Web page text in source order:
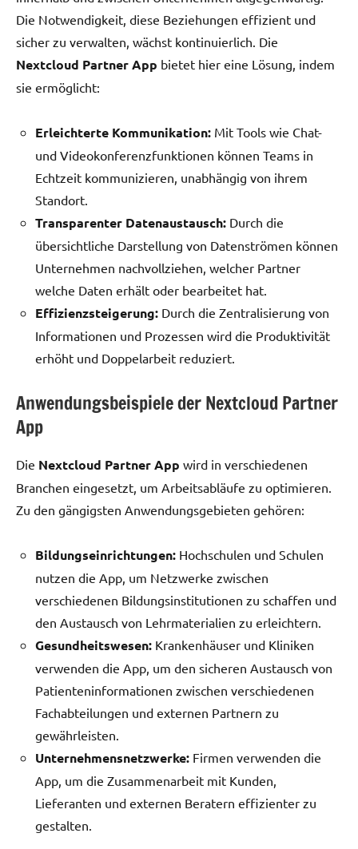
Die Notwendigkeit, diese Beziehungen effizient und
sicher zu verwalten, wächst kontinuierlich. Die
Nextcloud Partner App bietet hier eine Lösung, indem
sie ermöglicht:
Erleichterte Kommunikation: Mit Tools wie Chat-
und Videokonferenzfunktionen können Teams in
Echtzeit kommunizieren, unabhängig von ihrem
Standort.
Transparenter Datenaustausch: Durch die
übersichtliche Darstellung von Datenströmen können
Unternehmen nachvollziehen, welcher Partner
welche Daten erhält oder bearbeitet hat.
Effizienzsteigerung: Durch die Zentralisierung von
Informationen und Prozessen wird die Produktivität
erhöht und Doppelarbeit reduziert.
Anwendungsbeispiele der Nextcloud Partner
App
Die Nextcloud Partner App wird in verschiedenen
Branchen eingesetzt, um Arbeitsabläufe zu optimieren.
Zu den gängigsten Anwendungsgebieten gehören:
Bildungseinrichtungen: Hochschulen und Schulen
nutzen die App, um Netzwerke zwischen
verschiedenen Bildungsinstitutionen zu schaffen und
den Austausch von Lehrmaterialien zu erleichtern.
Gesundheitswesen: Krankenhäuser und Kliniken
verwenden die App, um den sicheren Austausch von
Patienteninformationen zwischen verschiedenen
Fachabteilungen und externen Partnern zu
gewährleisten.
Unternehmensnetzwerke: Firmen verwenden die
App, um die Zusammenarbeit mit Kunden,
Lieferanten und externen Beratern effizienter zu
gestalten.